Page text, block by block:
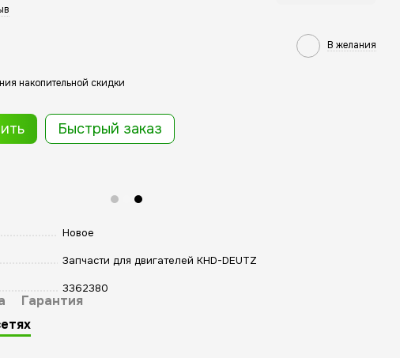
В желания
накопительной скидки
Быстрый заказ
Новое
Запчасти для двигателей KHD-DEUTZ
3362380
Гарантия